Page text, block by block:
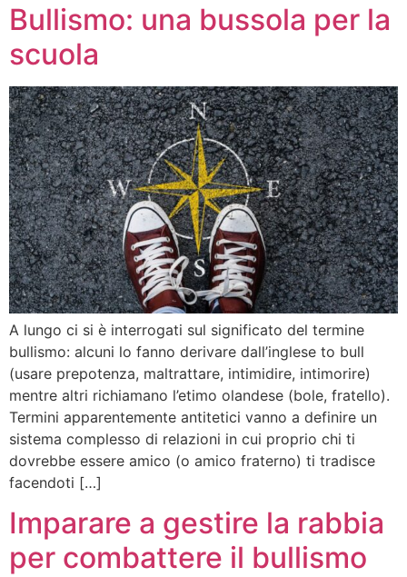
Bullismo: una bussola per la
scuola
A lungo ci si è interrogati sul significato del termine
bullismo: alcuni lo fanno derivare dall’inglese to bull
(usare prepotenza, maltrattare, intimidire, intimorire)
mentre altri richiamano l’etimo olandese (bole, fratello).
Termini apparentemente antitetici vanno a definire un
sistema complesso di relazioni in cui proprio chi ti
dovrebbe essere amico (o amico fraterno) ti tradisce
facendoti […]
Imparare a gestire la rabbia
per combattere il bullismo